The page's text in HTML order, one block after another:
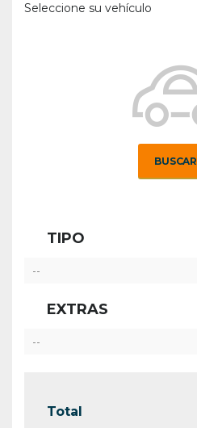
Seleccione su vehículo
BUSCAR
TIPO
--
EXTRAS
--
Total